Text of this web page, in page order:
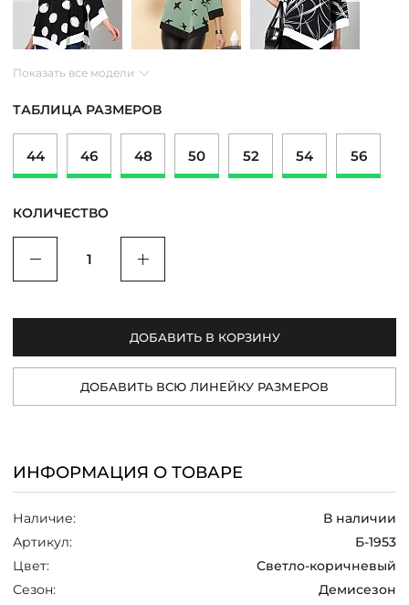
+7 (800) 511-35-10
MANAGER@DSTREND.RU
ЗАКАЗАТЬ ЗВОНОК
Показать все модели
ТАБЛИЦА РАЗМЕРОВ
44 46 48 50 52 54 56
КОЛИЧЕСТВО
Уменьшить Увеличить
ДОБАВИТЬ В КОРЗИНУ
ДОБАВИТЬ ВСЮ ЛИНЕЙКУ РАЗМЕРОВ
ИНФОРМАЦИЯ О ТОВАРЕ
Наличие:
В наличии
Артикул:
Б-1953
Цвет:
Светло-коричневый
Сезон:
Демисезон